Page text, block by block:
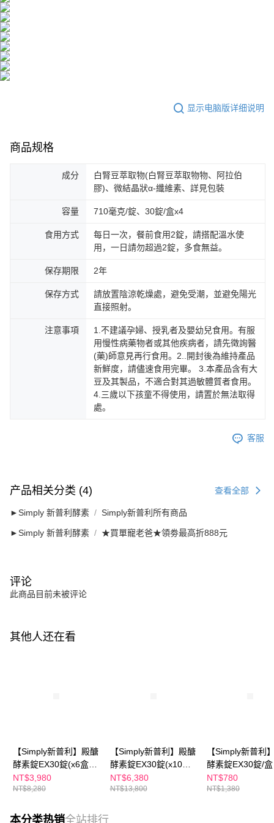
显示电脑版详细说明
商品规格
成分
白腎豆萃取物(白腎豆萃取物物、阿拉伯
膠)、微結晶狀α-纖維素、詳見包裝
容量 710毫克/錠、30錠/盒x4
食用方式
每日一次，餐前食用2錠，請搭配溫水使
用，一日請勿超過2錠，多食無益。
保存期限 2年
保存方式
請放置陰涼乾燥處，避免受潮，並避免陽光
直接照射。
注意事項
1.不建議孕婦、授乳者及嬰幼兒食用。有服
用慢性病藥物者或其他疾病者，請先徵詢醫
(藥)師意見再行食用。2..開封後為維持產品
新鮮度，請儘速食用完畢。 3.本產品含有大
豆及其製品，不適合對其過敏體質者食用。
4.三歲以下孩童不得使用，請置於無法取得
處。
客服
产品相关分类 (4) 查看全部
►Simply 新普利酵素 Simply新普利所有商品
►Simply 新普利酵素 ★買單寵老爸★領劵最高折888元
评论
此商品目前未被评论
其他人还在看
【Simply新普利】殿醣
酵素錠EX30錠(x6盒)
超越苦瓜 白腎豆 桑葉
紅椿植萃
NT$3,980
NT$8,280
【Simply新普利】殿醣
酵素錠EX30錠(x10盒)
超越苦瓜 白腎豆 桑葉
紅椿植萃
NT$6,380
NT$13,800
【Simply新普利
酵素錠EX30錠/
越苦瓜 白腎豆 桑
椿植萃)
NT$780
NT$1,380
本分类热销全站排行